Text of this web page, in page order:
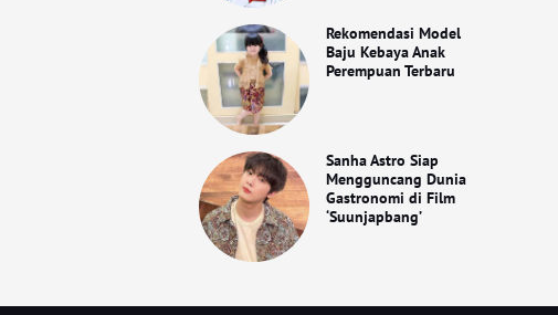
Rekomendasi Model
Baju Kebaya Anak
Perempuan Terbaru
Sanha Astro Siap
Mengguncang Dunia
Gastronomi di Film
‘Suunjapbang’